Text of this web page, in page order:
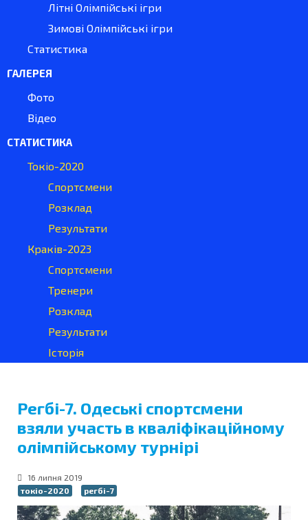
Літні Олімпійські ігри
Зимові Олімпійські ігри
Статистика
ГАЛЕРЕЯ
Фото
Відео
СТАТИСТИКА
Токіо-2020
Спортсмени
Розклад
Результати
Краків-2023
Спортсмени
Тренери
Розклад
Результати
Історія
Регбі-7. Одеські спортсмени
взяли участь в кваліфікаційному
олімпійському турнірі
16 липня 2019
токіо-2020
регбі-7